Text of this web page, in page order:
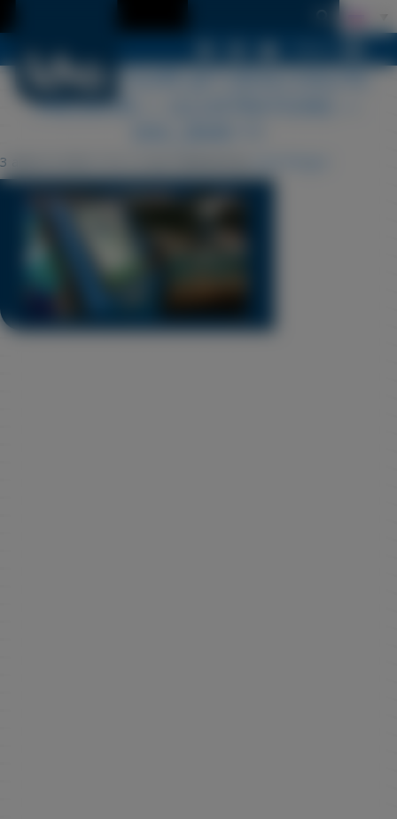
LDSA-DECOUPE-JET-DEAU-HAUTE-
PRESSION — ILLUSTRATIONS —
3 августа 2022 15 h 12 min